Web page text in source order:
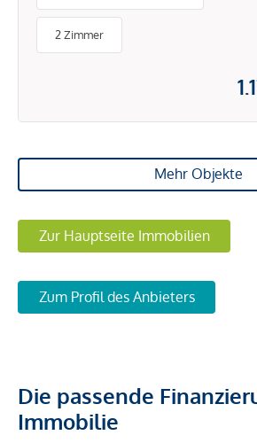
2 Zimmer
Mehr Objekte
Zur Hauptseite Immobilien
Zum Profil des Anbieters
Die passende
Immobilie